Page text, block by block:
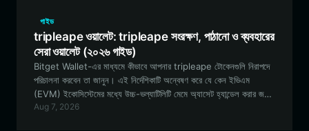
প্রাতিষ্ঠানিক-মানের নিরাপত্তার সাথে আপনার $BEAVER টোকেন ম্যানেজ করার
জন্য Bitget Wallet কেন সেরা পছন্দ, তা জানুন।
গাইড
tripleape ওয়ালেট: tripleape সংরক্ষণ, পাঠানো ও ব্যবহারের
সেরা ওয়ালেট (২০২৬ গাইড)
Bitget Wallet-এর মাধ্যমে কীভাবে আপনার tripleape টোকেনগুলি নিরাপদে
পরিচালনা করবেন তা জানুন। এই নির্দেশিকাটি অন্বেষণ করে যে কেন ইভিএম
(EVM) ইকোসিস্টেমের মধ্যে উচ্চ-ভল্যাটিলিটি মেমে অ্যাসেট হ্যান্ডেল করার জন্য
Bitget Wallet একটি আদর্শ পছন্দ।
Aug 7, 2026